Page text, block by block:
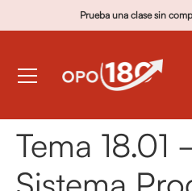
Prueba una clase sin
Tema 18.01